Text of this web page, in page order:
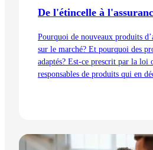
De l'étincelle à
Pourquoi de nouveaux produits
sur le marché? Et pourquoi des
adaptés? Est-ce prescrit par la loi
responsables de produits qui en
Lire l'article